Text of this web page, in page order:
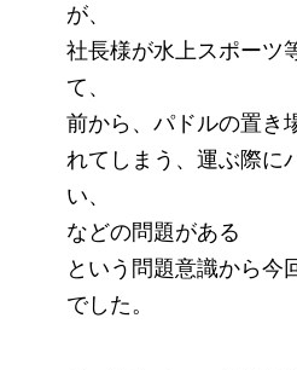
が、
社長様が水上スポーツ
て、
前から、パドルの置き
れてしまう、運ぶ際に
い、
などの問題がある
という問題意識から今
でした。